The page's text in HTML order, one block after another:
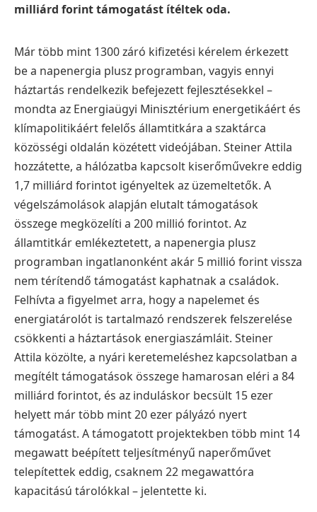
milliárd forint támogatást ítéltek oda.
Már több mint 1300 záró kifizetési kérelem érkezett
be a napenergia plusz programban, vagyis ennyi
háztartás rendelkezik befejezett fejlesztésekkel –
mondta az Energiaügyi Minisztérium energetikáért és
klímapolitikáért felelős államtitkára a szaktárca
közösségi oldalán közétett videójában. Steiner Attila
hozzátette, a hálózatba kapcsolt kiserőművekre eddig
1,7 milliárd forintot igényeltek az üzemeltetők. A
végelszámolások alapján elutalt támogatások
összege megközelíti a 200 millió forintot. Az
államtitkár emlékeztetett, a napenergia plusz
programban ingatlanonként akár 5 millió forint vissza
nem térítendő támogatást kaphatnak a családok.
Felhívta a figyelmet arra, hogy a napelemet és
energiatárolót is tartalmazó rendszerek felszerelése
csökkenti a háztartások energiaszámláit. Steiner
Attila közölte, a nyári keretemeléshez kapcsolatban a
megítélt támogatások összege hamarosan eléri a 84
milliárd forintot, és az induláskor becsült 15 ezer
helyett már több mint 20 ezer pályázó nyert
támogatást. A támogatott projektekben több mint 14
megawatt beépített teljesítményű naperőművet
telepítettek eddig, csaknem 22 megawattóra
kapacitású tárolókkal – jelentette ki.